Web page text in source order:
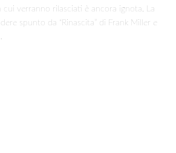
cui verranno rilasciati è ancora ignota. La
spunto da “Rinascita” di Frank Miller e